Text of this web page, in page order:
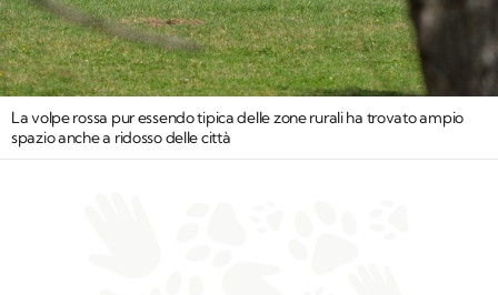
La volpe rossa pur essendo tipica delle zone rurali ha trovato ampio
spazio anche a ridosso delle città